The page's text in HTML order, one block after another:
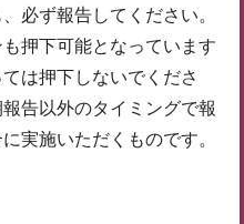
必ず報告してください。
押下可能となっています
は押下しないでくださ
告以外のタイミングで報
実施いただくものです。